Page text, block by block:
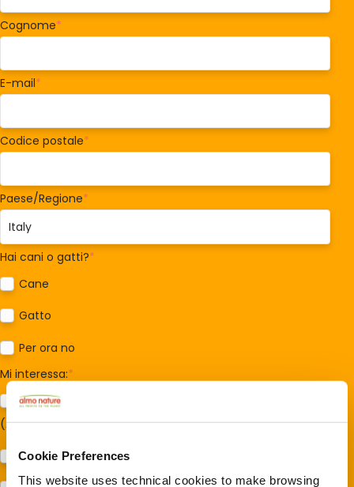
Cookie Preferences
This website uses technical cookies to make browsing
Cognome*
E-mail*
Codice postale*
Paese/Regione*
Hai cani o gatti?*
Cane
Gatto
Per ora no
Mi interessa:*
Sostegno al modello della Reintegration Economy
(Almonature - Fondazione Capellino)
Protezione della biodiversità (Fondazione Capellino)